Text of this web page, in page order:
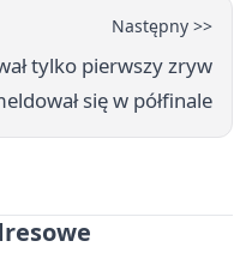
Następny >>
tylko pierwszy zryw
się w półfinale